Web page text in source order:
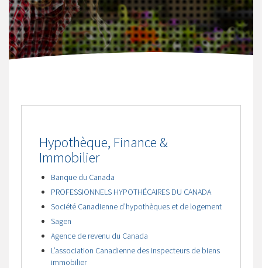
Hypothèque, Finance &
Immobilier
Banque du Canada
PROFESSIONNELS HYPOTHÉCAIRES DU CANADA
Société Canadienne d’hypothèques et de logement
Sagen
Agence de revenu du Canada
L’association Canadienne des inspecteurs de biens
immobilier